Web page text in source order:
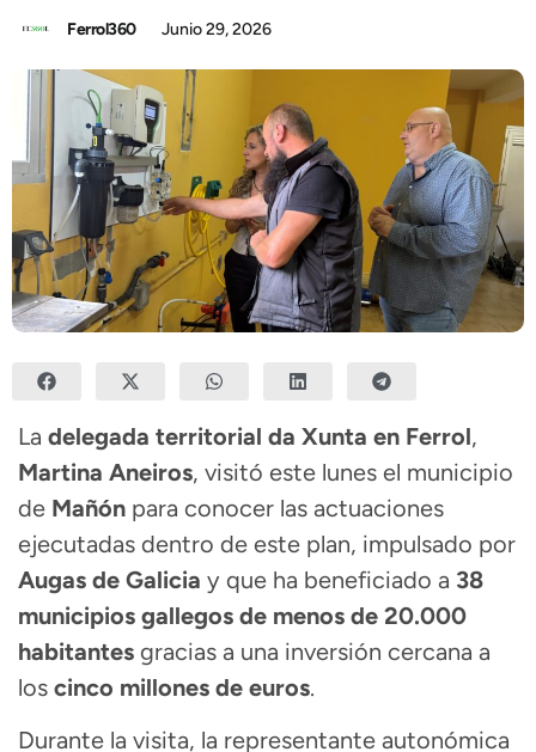
Ferrol360 Junio 29, 2026
La delegada territorial da Xunta en Ferrol,
Martina Aneiros, visitó este lunes el municipio
de Mañón para conocer las actuaciones
ejecutadas dentro de este plan, impulsado por
Augas de Galicia y que ha beneficiado a 38
municipios gallegos de menos de 20.000
habitantes gracias a una inversión cercana a
los cinco millones de euros.
Durante la visita, la representante autonómica